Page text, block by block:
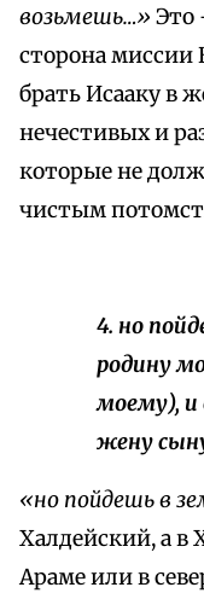
возьмешь…» Это
сторона миссии
брать Исааку в
нечестивых и
которые не
чистым
4. но
родину
моему),
жену
«но пойдешь в
Халдейский, а в
Араме или в